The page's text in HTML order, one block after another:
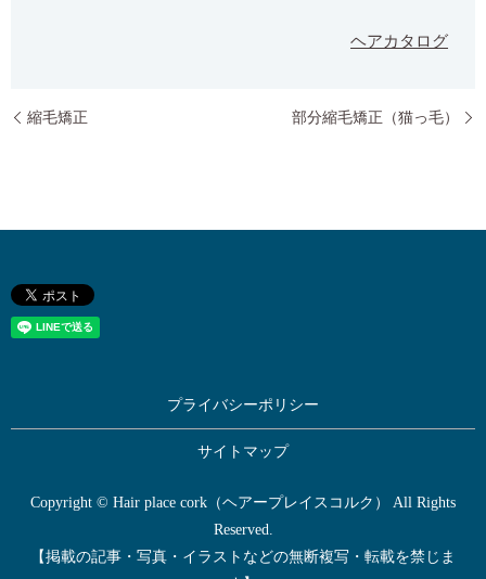
ヘアカタログ
縮毛矯正 部分縮毛矯正（猫っ毛）
プライバシーポリシー
サイトマップ
Copyright © Hair place cork（ヘアープレイスコルク） All Rights
Reserved.
【掲載の記事・写真・イラストなどの無断複写・転載を禁じま